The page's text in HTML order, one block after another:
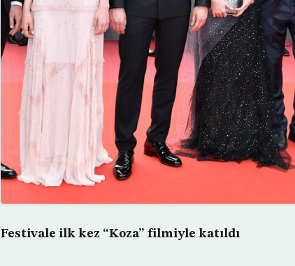
Festivale ilk kez “Koza” filmiyle katıldı